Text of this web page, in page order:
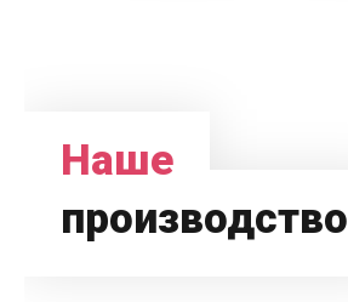
Наше
производство